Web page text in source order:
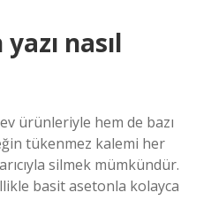
nasıl
ürünleriyle hem de bazı
tükenmez kalemi her
silmek mümkündür.
basit asetonla kolayca